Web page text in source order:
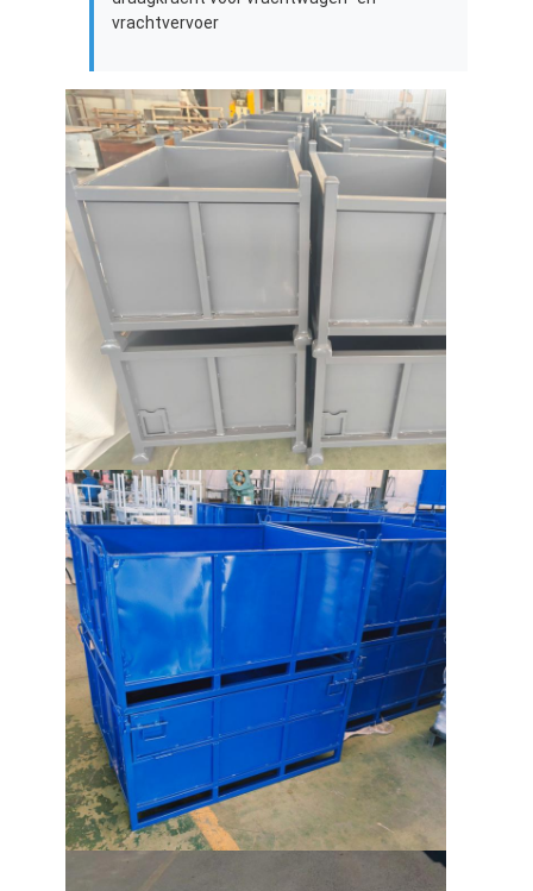
Over Ons
Fabriekstour
Kwaliteitscontrole
Neem contact met ons op
Nieuws
Gevallen
Vraag een offerte
pakhuispallet het rekken
Het Rek van de pakhuisopslag
voor de verkoop in supermarkten
Draagarmstellingen
Push-back rekken
In de stelling rijden
Het radiopendel Rekken
Zeer smal gangpadrekken
Mezzanine rek
vrachtvervoer